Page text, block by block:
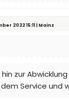
2022 15:11 | Mainz
zur
Service